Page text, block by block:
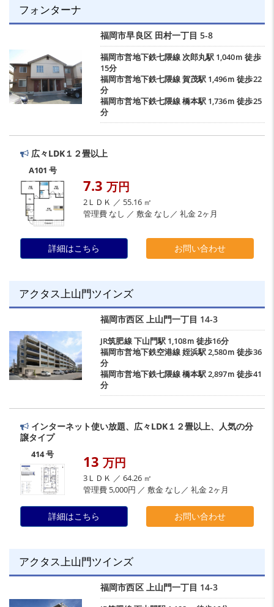
フォンターナ
福岡市早良区 田村一丁目 5-8
福岡市営地下鉄七隈線 次郎丸駅 1,040ｍ 徒歩
15分
福岡市営地下鉄七隈線賀茂駅 1,496ｍ 徒歩22
分
福岡市営地下鉄七隈線橋本駅 1,736ｍ 徒歩25
分
広々LDK１２畳以上
A101 号
7.3 万円
2ＬＤＫ ／ 55.16 ㎡
管理費 なし ／ 敷金 なし／ 礼金 2ヶ月
詳細はこちら お問い合わせ
アクタス上山門ツインズ
福岡市西区 上山門一丁目 14-3
JR筑肥線下山門駅1,108ｍ 徒歩16分
福岡市営地下鉄空港線姪浜駅2,580ｍ 徒歩36
分
福岡市営地下鉄七隈線橋本駅2,897ｍ 徒歩41
分
インターネット使い放題、広々LDK１２畳以上、人気の分
譲タイプ
414 号 13 万円
3ＬＤＫ ／ 64.26 ㎡
管理費 5,000円 ／ 敷金 なし／ 礼金 2ヶ月
詳細はこちら お問い合わせ
アクタス上山門ツインズ
福岡市西区 上山門一丁目 14-3